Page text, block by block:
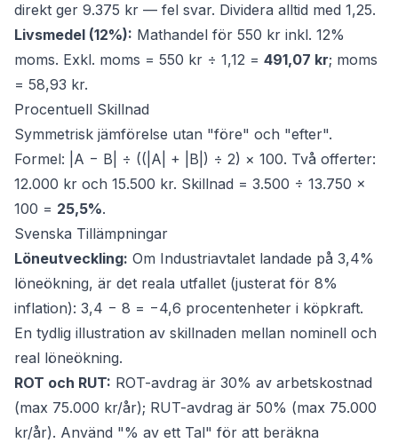
direkt ger 9.375 kr — fel svar. Dividera alltid med 1,25.
Livsmedel (12%): Mathandel för 550 kr inkl. 12%
moms. Exkl. moms = 550 kr ÷ 1,12 = 491,07 kr; moms
= 58,93 kr.
Procentuell Skillnad
Symmetrisk jämförelse utan "före" och "efter".
Formel: |A − B| ÷ ((|A| + |B|) ÷ 2) × 100. Två offerter:
12.000 kr och 15.500 kr. Skillnad = 3.500 ÷ 13.750 ×
100 = 25,5%.
Svenska Tillämpningar
Löneutveckling: Om Industriavtalet landade på 3,4%
löneökning, är det reala utfallet (justerat för 8%
inflation): 3,4 − 8 = −4,6 procentenheter i köpkraft.
En tydlig illustration av skillnaden mellan nominell och
real löneökning.
ROT och RUT: ROT-avdrag är 30% av arbetskostnad
(max 75.000 kr/år); RUT-avdrag är 50% (max 75.000
kr/år). Använd "% av ett Tal" för att beräkna